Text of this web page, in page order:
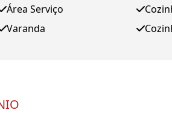
Área Serviço
Varanda